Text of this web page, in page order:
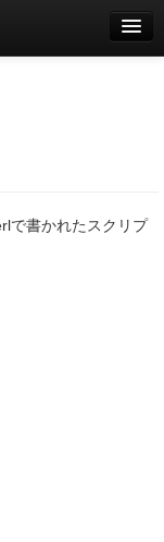
で書かれたスクリプ